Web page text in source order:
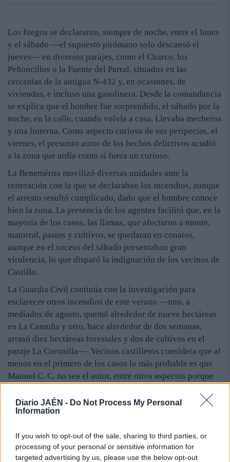
Diario JAÉN - Do Not Process My Personal
Information
If you wish to opt-out of the sale, sharing to third parties, or
processing of your personal or sensitive information for
targeted advertising by us, please use the below opt-out
Los fuegos se declararon, siempre de noche, entre el lunes
y el sábado —el supuesto pirómano solo descansó el
jueves— en diversos parajes, como el Charco, los
Peñoncillos o la Fuente del Parral, situados en las
cercanías de la antigua N-432 y, en ocasiones, de
viviendas, e incluso una gasolinera. Desde la comandancia
se explica que el hombre fue sorprendido, el sábado por la
noche, en la calle, cuando volvía a casa. Llevaba mecheros
y una linterna. Como aspecto curioso de sus peripecias, el
viernes, el presunto autor de los hechos delictivos acudió
a la zona que ardía como si fuera un curioso.
La Benemérita movilizó diversas unidades ante la
reiteración con la que se declaraban los incendios, aunque
el arresto resultó complicado, dado que el hombre conoce
bien la zona. La presencia de los agentes facilitó que, en la
mayoría de los casos, las llamas, que afectaron a monte,
matorral, pastos y cultivos, se quedaran en conatos,
aunque en el suceso del sábado presentaban gran
virulencia, lo que disparó la indignación de los vecinos de
Castillo.
La Guardia Civil continúa con la investigación para
esclarecer otros incendios de este verano —uno, a
mediados de agosto, quemó alrededor de nueve hectáreas
en La Camuña y otro, hace alrededor de dos semanas,
arrasó diez hectáreas forestales y dos de cultivos en el
paraje La Coronilla—. Vecinos castilleros considera que al
menos en el primero de los casos lo más probable es que
Manuel C. C. no sea el autor, entre otros aspectos porque
Tampoco se han esclarecido los sucesivos fuegos de 2014
y años anteriores. La Acamuña es un espacio de especial
se encuentra en una umbría con variedad botánica y
faunística.